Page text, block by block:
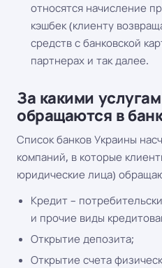
относятся начисление
кэшбек (клиенту
средств с банковской
партнерах и так далее.
За какими
обращаются в
Список банков Украины
компаний, в которые
юридические лица)
Кредит –
и прочие виды
Открытие депозита;
Открытие счета